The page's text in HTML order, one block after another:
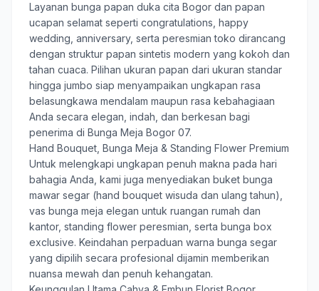
Layanan bunga papan duka cita Bogor dan papan
ucapan selamat seperti congratulations, happy
wedding, anniversary, serta peresmian toko dirancang
dengan struktur papan sintetis modern yang kokoh dan
tahan cuaca. Pilihan ukuran papan dari ukuran standar
hingga jumbo siap menyampaikan ungkapan rasa
belasungkawa mendalam maupun rasa kebahagiaan
Anda secara elegan, indah, dan berkesan bagi
penerima di Bunga Meja Bogor 07.
Hand Bouquet, Bunga Meja & Standing Flower Premium
Untuk melengkapi ungkapan penuh makna pada hari
bahagia Anda, kami juga menyediakan buket bunga
mawar segar (hand bouquet wisuda dan ulang tahun),
vas bunga meja elegan untuk ruangan rumah dan
kantor, standing flower peresmian, serta bunga box
exclusive. Keindahan perpaduan warna bunga segar
yang dipilih secara profesional dijamin memberikan
nuansa mewah dan penuh kehangatan.